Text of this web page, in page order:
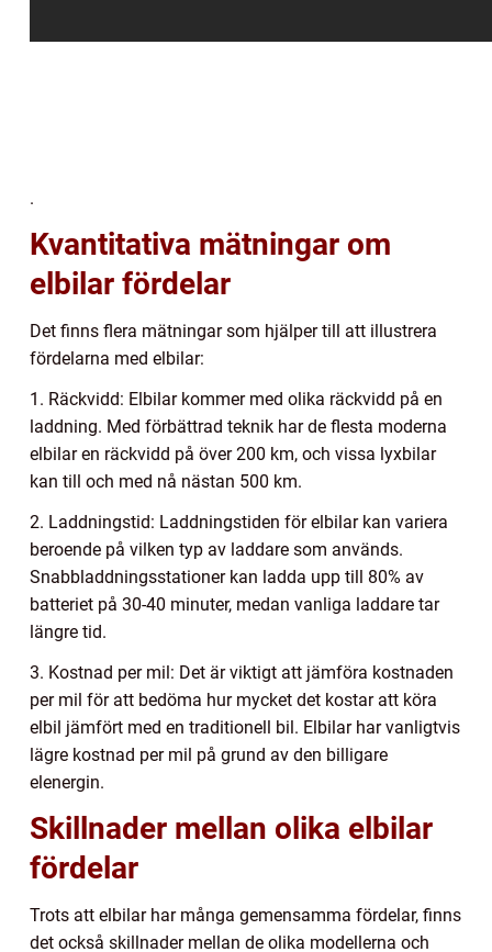
.
Kvantitativa mätningar om
elbilar fördelar
Det finns flera mätningar som hjälper till att illustrera
fördelarna med elbilar:
1. Räckvidd: Elbilar kommer med olika räckvidd på en
laddning. Med förbättrad teknik har de flesta moderna
elbilar en räckvidd på över 200 km, och vissa lyxbilar
kan till och med nå nästan 500 km.
2. Laddningstid: Laddningstiden för elbilar kan variera
beroende på vilken typ av laddare som används.
Snabbladdningsstationer kan ladda upp till 80% av
batteriet på 30-40 minuter, medan vanliga laddare tar
längre tid.
3. Kostnad per mil: Det är viktigt att jämföra kostnaden
per mil för att bedöma hur mycket det kostar att köra
elbil jämfört med en traditionell bil. Elbilar har vanligtvis
lägre kostnad per mil på grund av den billigare
elenergin.
Skillnader mellan olika elbilar
fördelar
Trots att elbilar har många gemensamma fördelar, finns
det också skillnader mellan de olika modellerna och